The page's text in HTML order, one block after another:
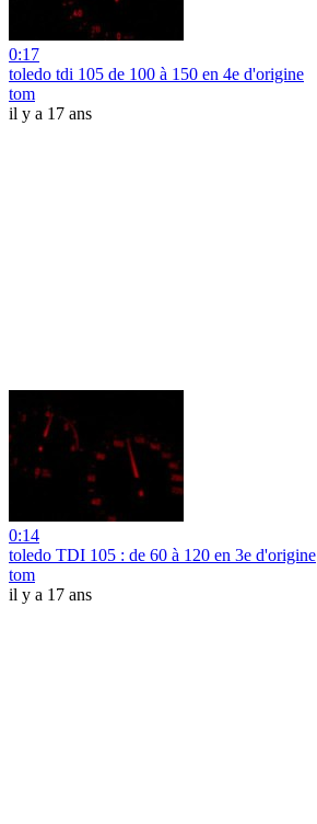
0:17
toledo tdi 105 de 100 à 150 en 4e d'origine
tom
il y a 17 ans
0:14
toledo TDI 105 : de 60 à 120 en 3e d'origine
tom
il y a 17 ans